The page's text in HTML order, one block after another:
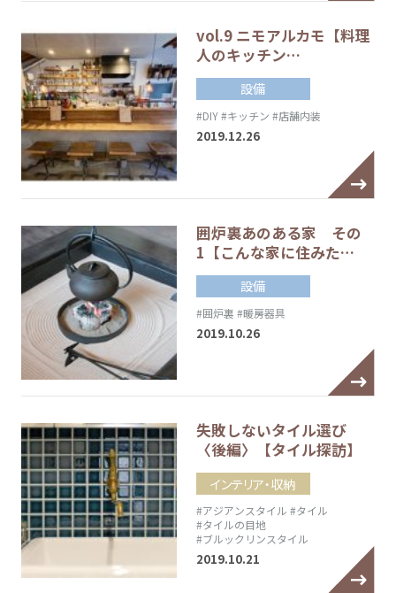
vol.9 ニモアルカモ【料理
人のキッチン…
設備
#DIY#キッチン #店舗内装
2019.12.26
囲炉裏あのある家 その
1【こんな家に住みた…
設備
#囲炉裏 #暖房器具
2019.10.26
失敗しないタイル選び
〈後編〉【タイル探訪】
インテリア・収納
#アジアンスタイル #タイル
#タイルの目地
#ブルックリンスタイル
2019.10.21